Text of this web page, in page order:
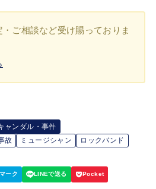
ご相談など受け賜っておりま
ャンダル・事件
故 ミュージシャン ロックバンド